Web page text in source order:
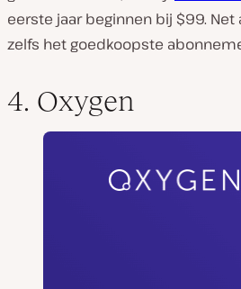
eerste jaar beginnen bij $99.
zelfs het goedkoopste
4. Oxygen